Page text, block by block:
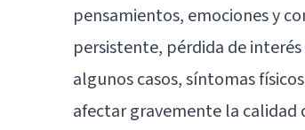
pensamientos, emociones y
persistente, pérdida de
algunos casos, síntomas
afectar gravemente la calidad